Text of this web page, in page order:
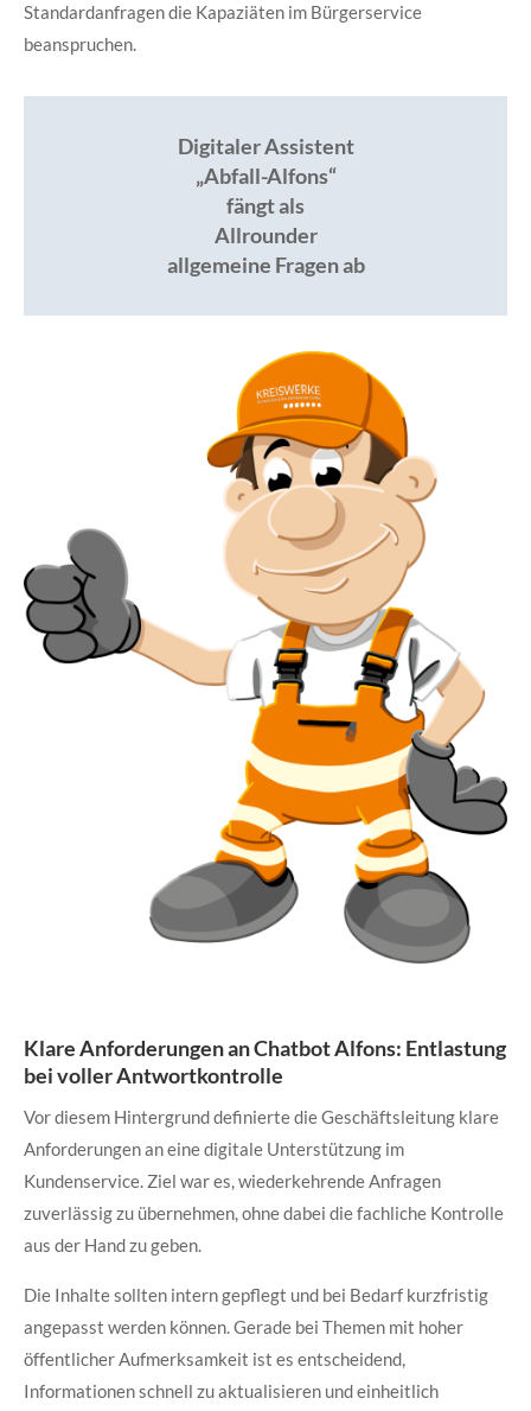
Standardanfragen die Kapaziäten im Bürgerservice
beanspruchen.
Digitaler Assistent
„Abfall-Alfons“
fängt als
Allrounder
allgemeine Fragen ab
Klare Anforderungen an Chatbot Alfons: Entlastung
bei voller Antwortkontrolle
Vor diesem Hintergrund definierte die Geschäftsleitung klare
Anforderungen an eine digitale Unterstützung im
Kundenservice. Ziel war es, wiederkehrende Anfragen
zuverlässig zu übernehmen, ohne dabei die fachliche Kontrolle
aus der Hand zu geben.
Die Inhalte sollten intern gepflegt und bei Bedarf kurzfristig
angepasst werden können. Gerade bei Themen mit hoher
öffentlicher Aufmerksamkeit ist es entscheidend,
Informationen schnell zu aktualisieren und einheitlich